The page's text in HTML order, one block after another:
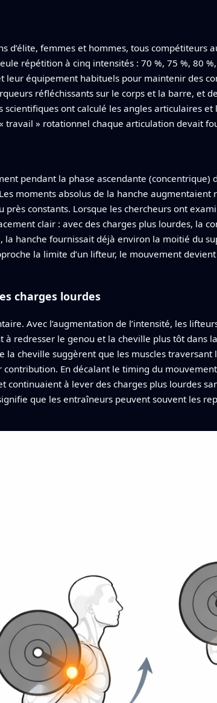
d’élite, femmes et hommes, tous compétiteurs
répétition à cinq intensités : 70 %, 75 %, 80
équipement habituels pour maintenir des
réfléchissants sur le corps et la barre, et
scientifiques ont calculé les angles articulaires
travail » rotationnel chaque articulation devait
pendant la phase ascendante (concentrique)
moments absolus de la hanche augmentaient
constants. Lorsque les chercheurs ont
clair : avec des charges plus lourdes, la
hanche fournissait déjà environ la moitié du
la limite d’un lifteur, le mouvement
charges lourdes
Avec l’augmentation de l’intensité, les
redresser le genou et la cheville plus tôt dans
la cheville suggèrent que les muscles
En décalant le timing du
à lever des charges plus lourdes
que les entraîneurs peuvent souvent les